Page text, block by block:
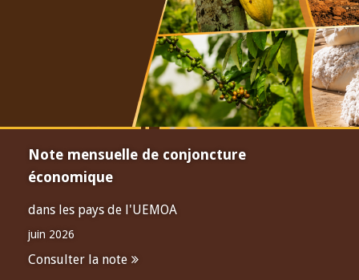
Note mensuelle de conjoncture
économique
dans les pays de l'UEMOA
juin 2026
Consulter la note